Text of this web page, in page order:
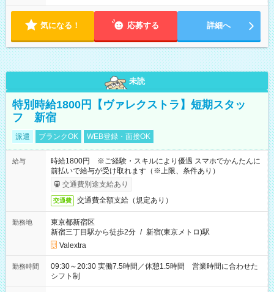
気になる！ 応募する 詳細へ
未読
特別時給1800円【ヴァレクストラ】短期スタッ
フ 新宿
派遣 ブランクOK WEB登録・面接OK
給与
時給1800円 ※ご経験・スキルにより優遇 スマホでかんたんに
前払いで給与が受け取れます（※上限、条件あり）
交通費別途支給あり
交通費 交通費全額支給（規定あり）
勤務地
東京都新宿区
新宿三丁目駅から徒歩2分 / 新宿(東京メトロ)駅
Valextra
勤務時間
09:30～20:30 実働7.5時間／休憩1.5時間 営業時間に合わせた
シフト制